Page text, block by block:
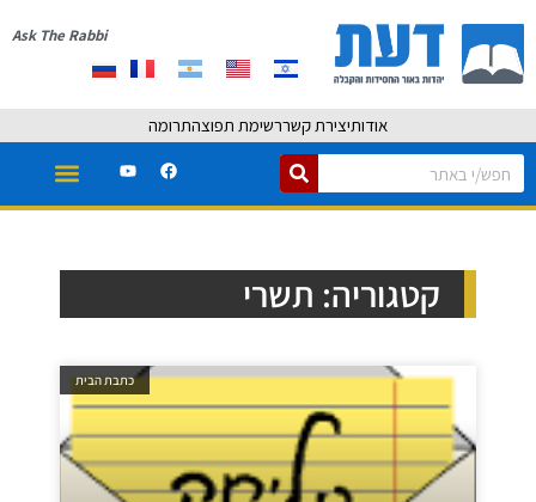
Ask The Rabbi
אודותיצירת קשררשימת תפוצהתרומה
קטגוריה: תשרי
כתבת הבית